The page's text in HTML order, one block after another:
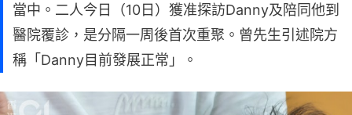
當中。二人今日（10日）獲准探訪Danny及陪同他到
醫院覆診，是分隔一周後首次重聚。曾先生引述院方
稱「Danny目前發展正常」。